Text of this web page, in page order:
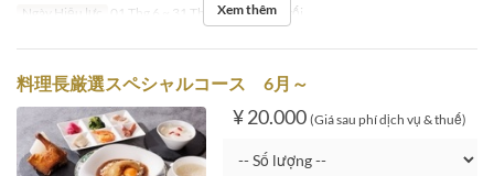
Ngày Hiệu lực 01 Thg 6 ~ 31 Thg 8 Bữa Bữa tối
Xem thêm
料理長厳選スペシャルコース 6月～
¥ 20.000 (Giá sau phí dịch vụ & thuế)